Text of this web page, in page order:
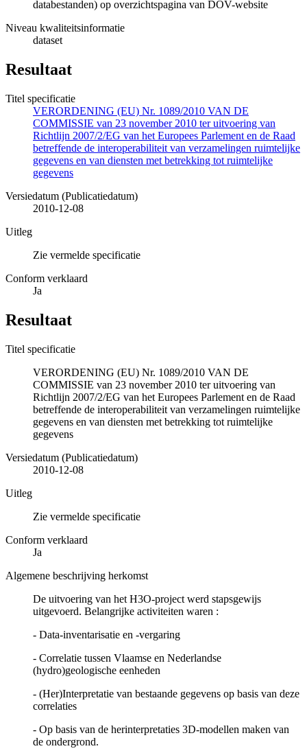
databestanden) op overzichtspagina van DOV-website
Niveau kwaliteitsinformatie
dataset
Resultaat
Titel specificatie
VERORDENING (EU) Nr. 1089/2010 VAN DE
COMMISSIE van 23 november 2010 ter uitvoering van
Richtlijn 2007/2/EG van het Europees Parlement en de Raad
betreffende de interoperabiliteit van verzamelingen ruimtelijke
gegevens en van diensten met betrekking tot ruimtelijke
gegevens
Versiedatum (Publicatiedatum)
2010-12-08
Uitleg
Zie vermelde specificatie
Conform verklaard
Ja
Resultaat
Titel specificatie
VERORDENING (EU) Nr. 1089/2010 VAN DE
COMMISSIE van 23 november 2010 ter uitvoering van
Richtlijn 2007/2/EG van het Europees Parlement en de Raad
betreffende de interoperabiliteit van verzamelingen ruimtelijke
gegevens en van diensten met betrekking tot ruimtelijke
gegevens
Versiedatum (Publicatiedatum)
2010-12-08
Uitleg
Zie vermelde specificatie
Conform verklaard
Ja
Algemene beschrijving herkomst
De uitvoering van het H3O-project werd stapsgewijs
uitgevoerd. Belangrijke activiteiten waren :
- Data-inventarisatie en -vergaring
- Correlatie tussen Vlaamse en Nederlandse
(hydro)geologische eenheden
- (Her)Interpretatie van bestaande gegevens op basis van deze
correlaties
- Op basis van de herinterpretaties 3D-modellen maken van
de ondergrond.